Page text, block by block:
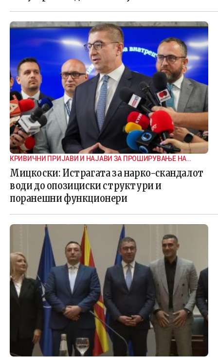
КРИВИЧНИ ПРИЈАВИ И НАЈАВИ ЗА ПРОШИРУВАЊЕ НА
ИСТРАГАТА
Мицкоски: Истрагата за нарко-скандалот
води до опозициски структури и
поранешни функционери